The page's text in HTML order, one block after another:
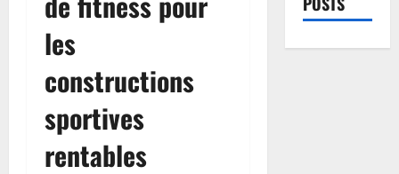
les
constructions
sportives
rentables